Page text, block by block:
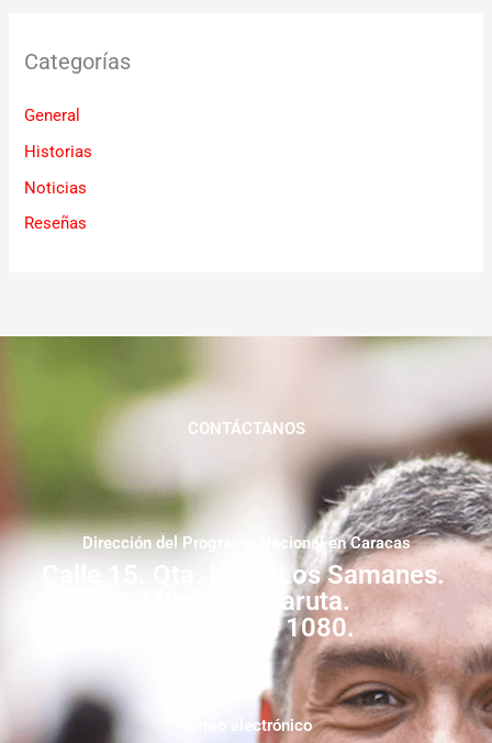
Categorías
General
Historias
Noticias
Reseñas
CONTÁCTANOS
Dirección del Programa Nacional en Caracas
Calle 15. Qta. Livia. Los Samanes.
Municipio Baruta.
Zona Postal 1080.
correo electrónico